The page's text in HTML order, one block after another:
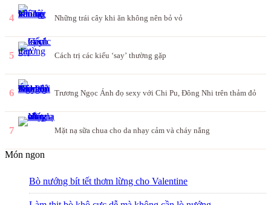
4 Những trái cây khi ăn không nên bỏ vỏ
5 Cách trị các kiểu ‘say’ thường gặp
6 Trương Ngọc Ánh đọ sexy với Chi Pu, Đông Nhi trên thảm đỏ
7 Mặt nạ sữa chua cho da nhạy cảm và cháy nắng
Món ngon
Bò nướng bít tết thơm lừng cho Valentine